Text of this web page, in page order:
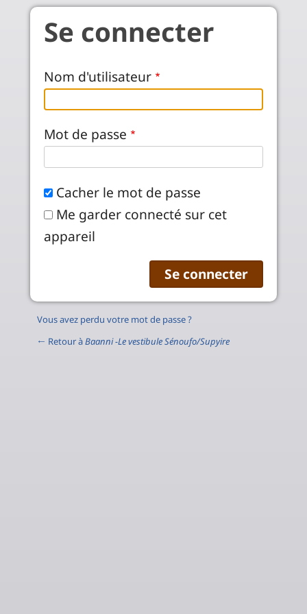
Aller au contenu principal
Se connecter
Nom d'utilisateur
Mot de passe
Cacher le mot de passe
Me garder connecté sur cet
appareil
Vous avez perdu votre mot de passe ?
← Retour àBaanni -Le vestibule Sénoufo/Supyire